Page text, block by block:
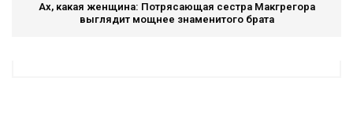
Ах, какая женщина: Потрясающая сестра Макгрегора
выглядит мощнее знаменитого брата